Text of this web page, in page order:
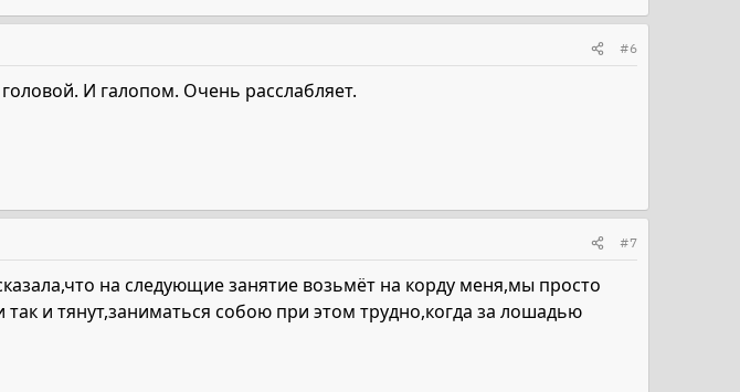
#6
И галопом. Очень расслабляет.
#7
на следующие занятие возьмёт на корду меня,мы просто
и тянут,заниматься собою при этом трудно,когда за лошадью